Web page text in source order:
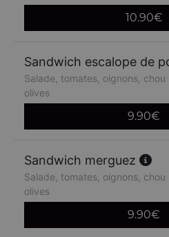
10.90€
Sandwich escalope de
Salade, tomates, oignons, chou
olives
9.90€
Sandwich merguez
Salade, tomates, oignons, chou
olives
9.90€